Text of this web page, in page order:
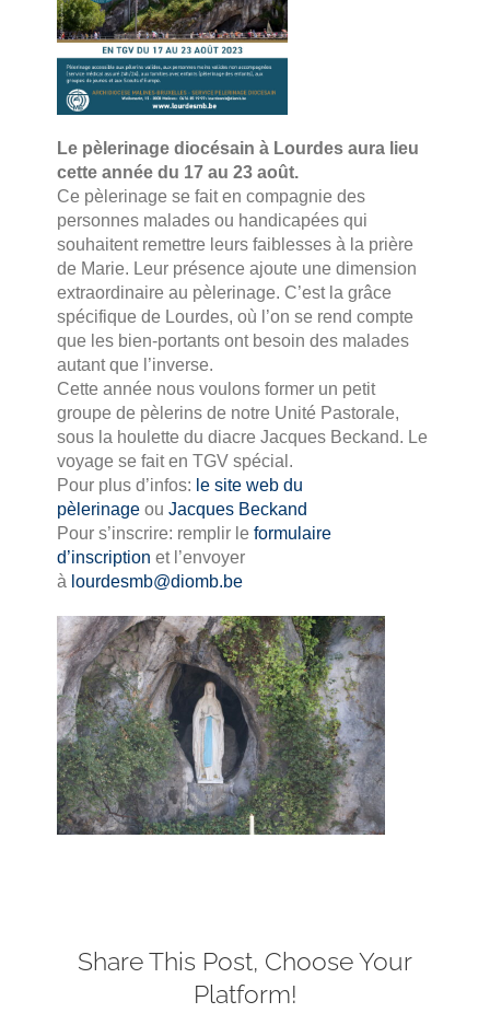
Le pèlerinage diocésain à Lourdes aura lieu
cette année du 17 au 23 août.
Ce pèlerinage se fait en compagnie des
personnes malades ou handicapées qui
souhaitent remettre leurs faiblesses à la prière
de Marie. Leur présence ajoute une dimension
extraordinaire au pèlerinage. C’est la grâce
spécifique de Lourdes, où l’on se rend compte
que les bien-portants ont besoin des malades
autant que l’inverse.
Cette année nous voulons former un petit
groupe de pèlerins de notre Unité Pastorale,
sous la houlette du diacre Jacques Beckand. Le
voyage se fait en TGV spécial.
Pour plus d’infos: le site web du
pèlerinageou Jacques Beckand
Pour s’inscrire: remplir le formulaire
d’inscription et l’envoyer
à lourdesmb@diomb.be
Share This Post, Choose Your
Platform!